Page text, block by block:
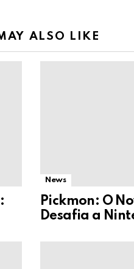
ALSO LIKE
News
Pickmon: O
Desafia a